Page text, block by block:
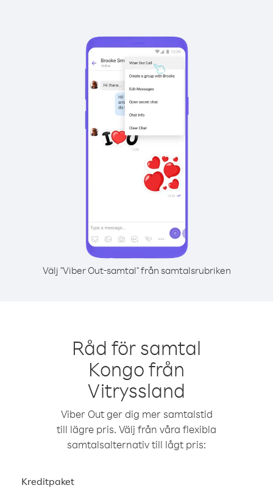
Välj "Viber Out-samtal" från samtalsrubriken
Råd för samtal
Kongo från
Vitryssland
Viber Out ger dig mer samtalstid
till lägre pris. Välj från våra flexibla
samtalsalternativ till lågt pris:
Kreditpaket